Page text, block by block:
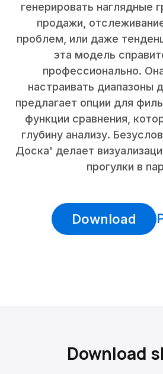
генерировать наглядные
продажи,
проблем, или даже
эта модель
профессионально.
настраивать диапазоны
предлагает опции для
функции сравнения,
глубину анализу.
Доска' делает
прогулки в
Download
Download